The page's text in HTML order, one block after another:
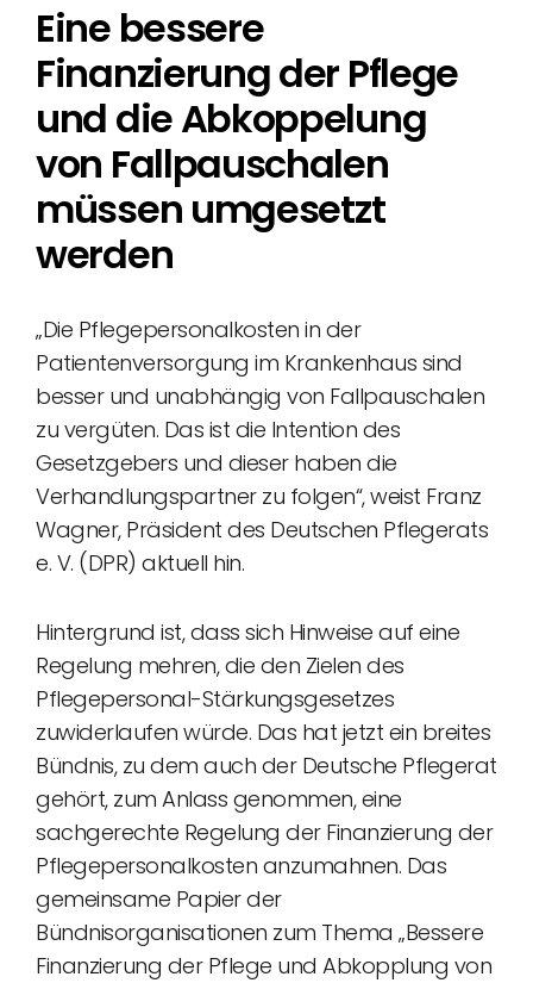
Eine bessere
Finanzierung der Pflege
und die Abkoppelung
von Fallpauschalen
müssen umgesetzt
werden
„Die Pflegepersonalkosten in der
Patientenversorgung im Krankenhaus sind
besser und unabhängig von Fallpauschalen
zu vergüten. Das ist die Intention des
Gesetzgebers und dieser haben die
Verhandlungspartner zu folgen“, weist Franz
Wagner, Präsident des Deutschen Pflegerats
e. V. (DPR) aktuell hin.
Hintergrund ist, dass sich Hinweise auf eine
Regelung mehren, die den Zielen des
Pflegepersonal-Stärkungsgesetzes
zuwiderlaufen würde. Das hat jetzt ein breites
Bündnis, zu dem auch der Deutsche Pflegerat
gehört, zum Anlass genommen, eine
sachgerechte Regelung der Finanzierung der
Pflegepersonalkosten anzumahnen. Das
gemeinsame Papier der
Bündnisorganisationen zum Thema „Bessere
Finanzierung der Pflege und Abkopplung von